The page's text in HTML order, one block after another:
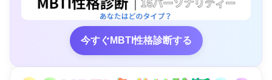
今すぐMBTI性格診断する